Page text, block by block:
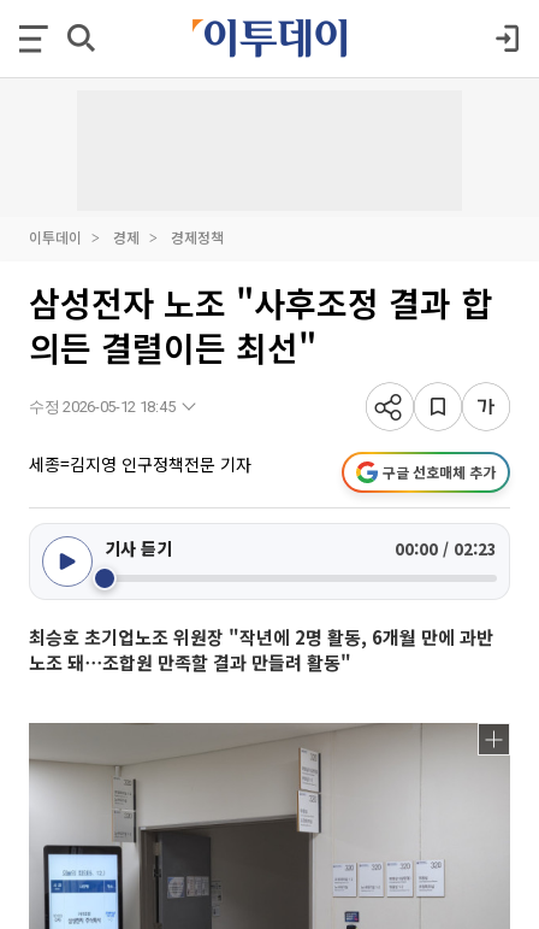
이투데이 경제 경제정책
삼성전자 노조 "사후조정 결과 합
의든 결렬이든 최선"
수정 2026-05-12 18:45
세종=김지영 인구정책전문 기자 구글 선호매체 추가
기사 듣기 00:00 / 02:23
최승호 초기업노조 위원장 "작년에 2명 활동, 6개월 만에 과반
노조 돼⋯조합원 만족할 결과 만들려 활동"